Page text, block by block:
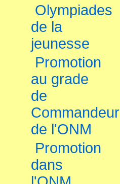
Olympiades
de la
jeunesse
Promotion
au grade
de
Commandeur
de l'ONM
Promotion
dans